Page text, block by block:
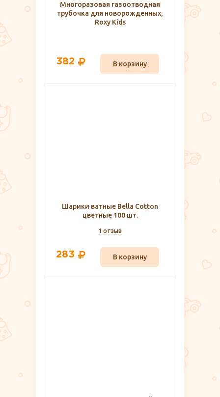
Многоразовая газоотводная
трубочка для новорожденных,
Roxy Kids
382 В корзину
Шарики ватные Bella Cotton
цветные 100 шт.
1 отзыв
283 В корзину